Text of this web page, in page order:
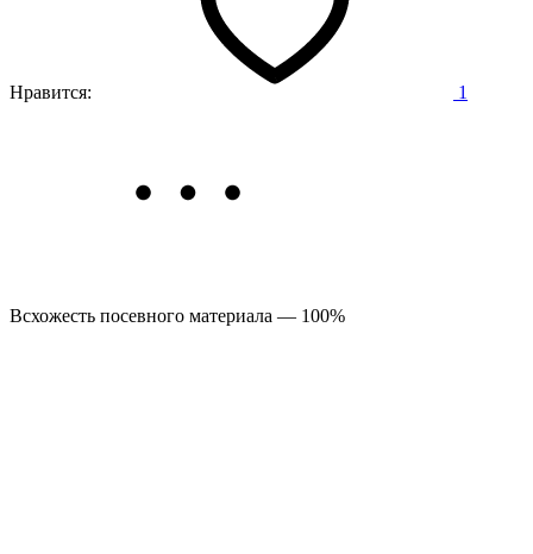
Нравится: 1
Всхожесть посевного материала — 100%